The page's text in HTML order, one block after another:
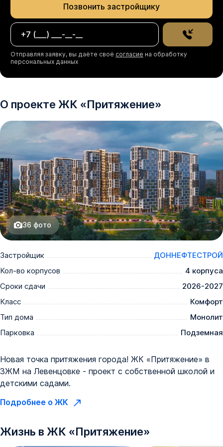
☑ Позвоните сейчас — подберем 3-комнатную
квартиру в ЖК «Притяжение» и зафиксируем для вас
лучшие условия покупки.
*Рендеры носят иллюстративный характер и
Позвонить застройщику
Отправляя заявку, вы даёте своё согласие на обработку
персональных данных
О проекте ЖК «Притяжение»
36 фото
Застройщик
ДОННЕФТЕСТРОЙ
Кол-во корпусов
4 корпуса
Сроки сдачи
2026-2027
Класс
Комфорт
Тип дома
Монолит
Парковка
Подземная
Новая точка притяжения города! ЖК «Притяжение» в
ЗЖМ на Левенцовке - проект с собственной школой и
детскими садами.
Подробнее о ЖК
Жизнь в ЖК «Притяжение»